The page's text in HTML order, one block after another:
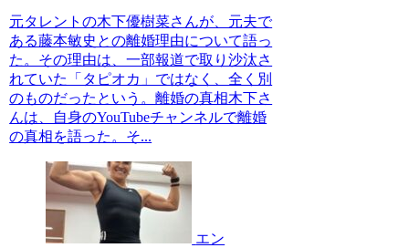
元タレントの木下優樹菜さんが、元夫で
ある藤本敏史との離婚理由について語っ
た。その理由は、一部報道で取り沙汰さ
れていた「タピオカ」ではなく、全く別
のものだったという。離婚の真相木下さ
んは、自身のYouTubeチャンネルで離婚
の真相を語った。そ...
エン